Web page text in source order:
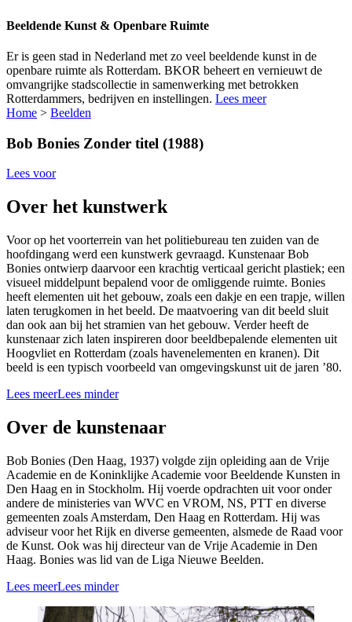
Beeldende Kunst & Openbare Ruimte
Er is geen stad in Nederland met zo veel beeldende kunst in de
openbare ruimte als Rotterdam. BKOR beheert en vernieuwt de
omvangrijke stadscollectie in samenwerking met betrokken
Rotterdammers, bedrijven en instellingen. Lees meer
Home > Beelden
Bob Bonies Zonder titel (1988)
Lees voor
Over het kunstwerk
Voor op het voorterrein van het politiebureau ten zuiden van de
hoofdingang werd een kunstwerk gevraagd. Kunstenaar Bob
Bonies ontwierp daarvoor een krachtig verticaal gericht plastiek; een
visueel middelpunt bepalend voor de omliggende ruimte. Bonies
heeft elementen uit het gebouw, zoals een dakje en een trapje, willen
laten terugkomen in het beeld. De maatvoering van dit beeld sluit
dan ook aan bij het stramien van het gebouw. Verder heeft de
kunstenaar zich laten inspireren door beeldbepalende elementen uit
Hoogvliet en Rotterdam (zoals havenelementen en kranen). Dit
beeld is een typisch voorbeeld van omgevingskunst uit de jaren ’80.
Lees meerLees minder
Over de kunstenaar
Bob Bonies (Den Haag, 1937) volgde zijn opleiding aan de Vrije
Academie en de Koninklijke Academie voor Beeldende Kunsten in
Den Haag en in Stockholm. Hij voerde opdrachten uit voor onder
andere de ministeries van WVC en VROM, NS, PTT en diverse
gemeenten zoals Amsterdam, Den Haag en Rotterdam. Hij was
adviseur voor het Rijk en diverse gemeenten, alsmede de Raad voor
de Kunst. Ook was hij directeur van de Vrije Academie in Den
Haag. Bonies was lid van de Liga Nieuwe Beelden.
Lees meerLees minder